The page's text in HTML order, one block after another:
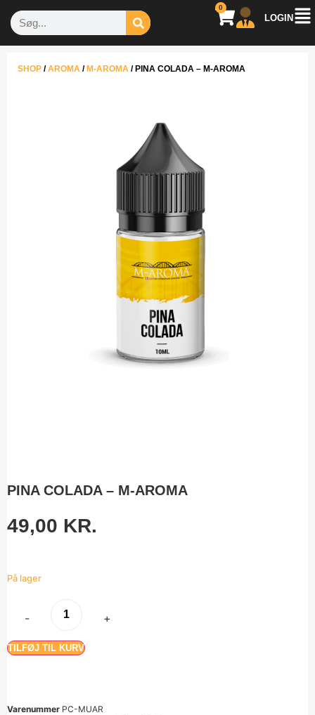
LOGIN
0
SHOP /AROMA / M-AROMA / PINA COLADA – M-AROMA
PINA COLADA – M-AROMA
49,00 KR.
På lager
- +
TILFØJ TIL KURV
Varenummer PC-MUAR